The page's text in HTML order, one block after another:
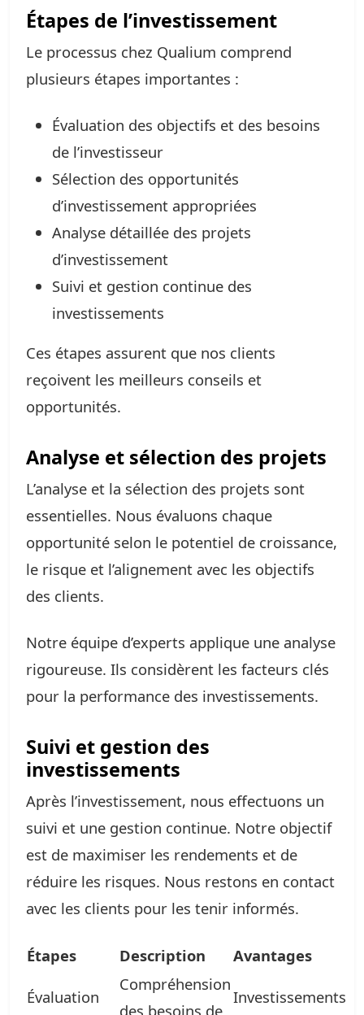
Étapes de l’investissement
Le processus chez Qualium comprend
plusieurs étapes importantes :
Évaluation des objectifs et des besoins
de l’investisseur
Sélection des opportunités
d’investissement appropriées
Analyse détaillée des projets
d’investissement
Suivi et gestion continue des
investissements
Ces étapes assurent que nos clients
reçoivent les meilleurs conseils et
opportunités.
Analyse et sélection des projets
L’analyse et la sélection des projets sont
essentielles. Nous évaluons chaque
opportunité selon le potentiel de croissance,
le risque et l’alignement avec les objectifs
des clients.
Notre équipe d’experts applique une analyse
rigoureuse. Ils considèrent les facteurs clés
pour la performance des investissements.
Suivi et gestion des
investissements
Après l’investissement, nous effectuons un
suivi et une gestion continue. Notre objectif
est de maximiser les rendements et de
réduire les risques. Nous restons en contact
avec les clients pour les tenir informés.
Étapes Description Avantages
Évaluation
Compréhension
des besoins de
Investissements